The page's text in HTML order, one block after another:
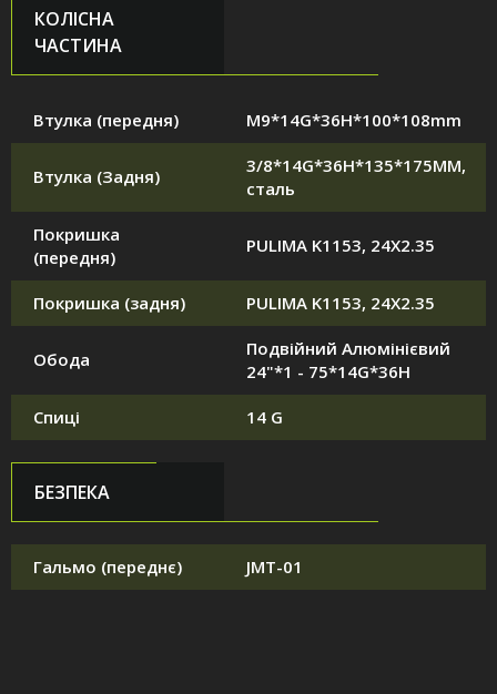
КОЛІСНА
ЧАСТИНА
Втулка (передня) M9*14G*36H*100*108mm
Втулка (Задня)
3/8*14G*36H*135*175MM,
сталь
Покришка
(передня)
PULIMA K1153, 24X2.35
Покришка (задня) PULIMA K1153, 24X2.35
Обода
Подвійний Алюмінієвий
24"*1 - 75*14G*36H
Спиці 14 G
БЕЗПЕКА
Гальмо (переднє) JMT-01